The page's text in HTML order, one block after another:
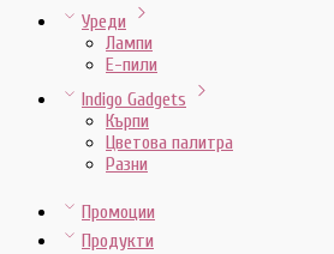
Уреди
Лампи
E-пили
Indigo Gadgets
Кърпи
Цветова палитра
Разни
Промоции
Продукти